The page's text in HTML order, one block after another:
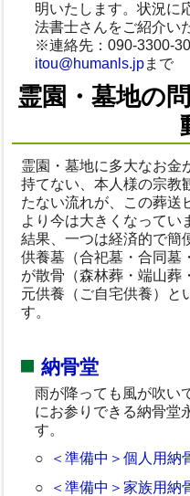
明いたします。状況に
法書士さんをご紹介い
※連絡先：090-3300-
itou@humanls.jpまで
霊園・墓地の
霊園・墓地に多大なお金
持てない、本人様の宗教
たない流れが、この葬送
より今は大きくなってい
結果、一つは経済的で簡
供養墓（合祀墓・合同墓
が散骨（森林葬・端山葬
元供養（ご自宅供養）と
す。
納骨堂
雨が降っても風が吹い
にお参りできる納骨堂
す。
＜準備中＞個人用納
＜準備中＞家族用納